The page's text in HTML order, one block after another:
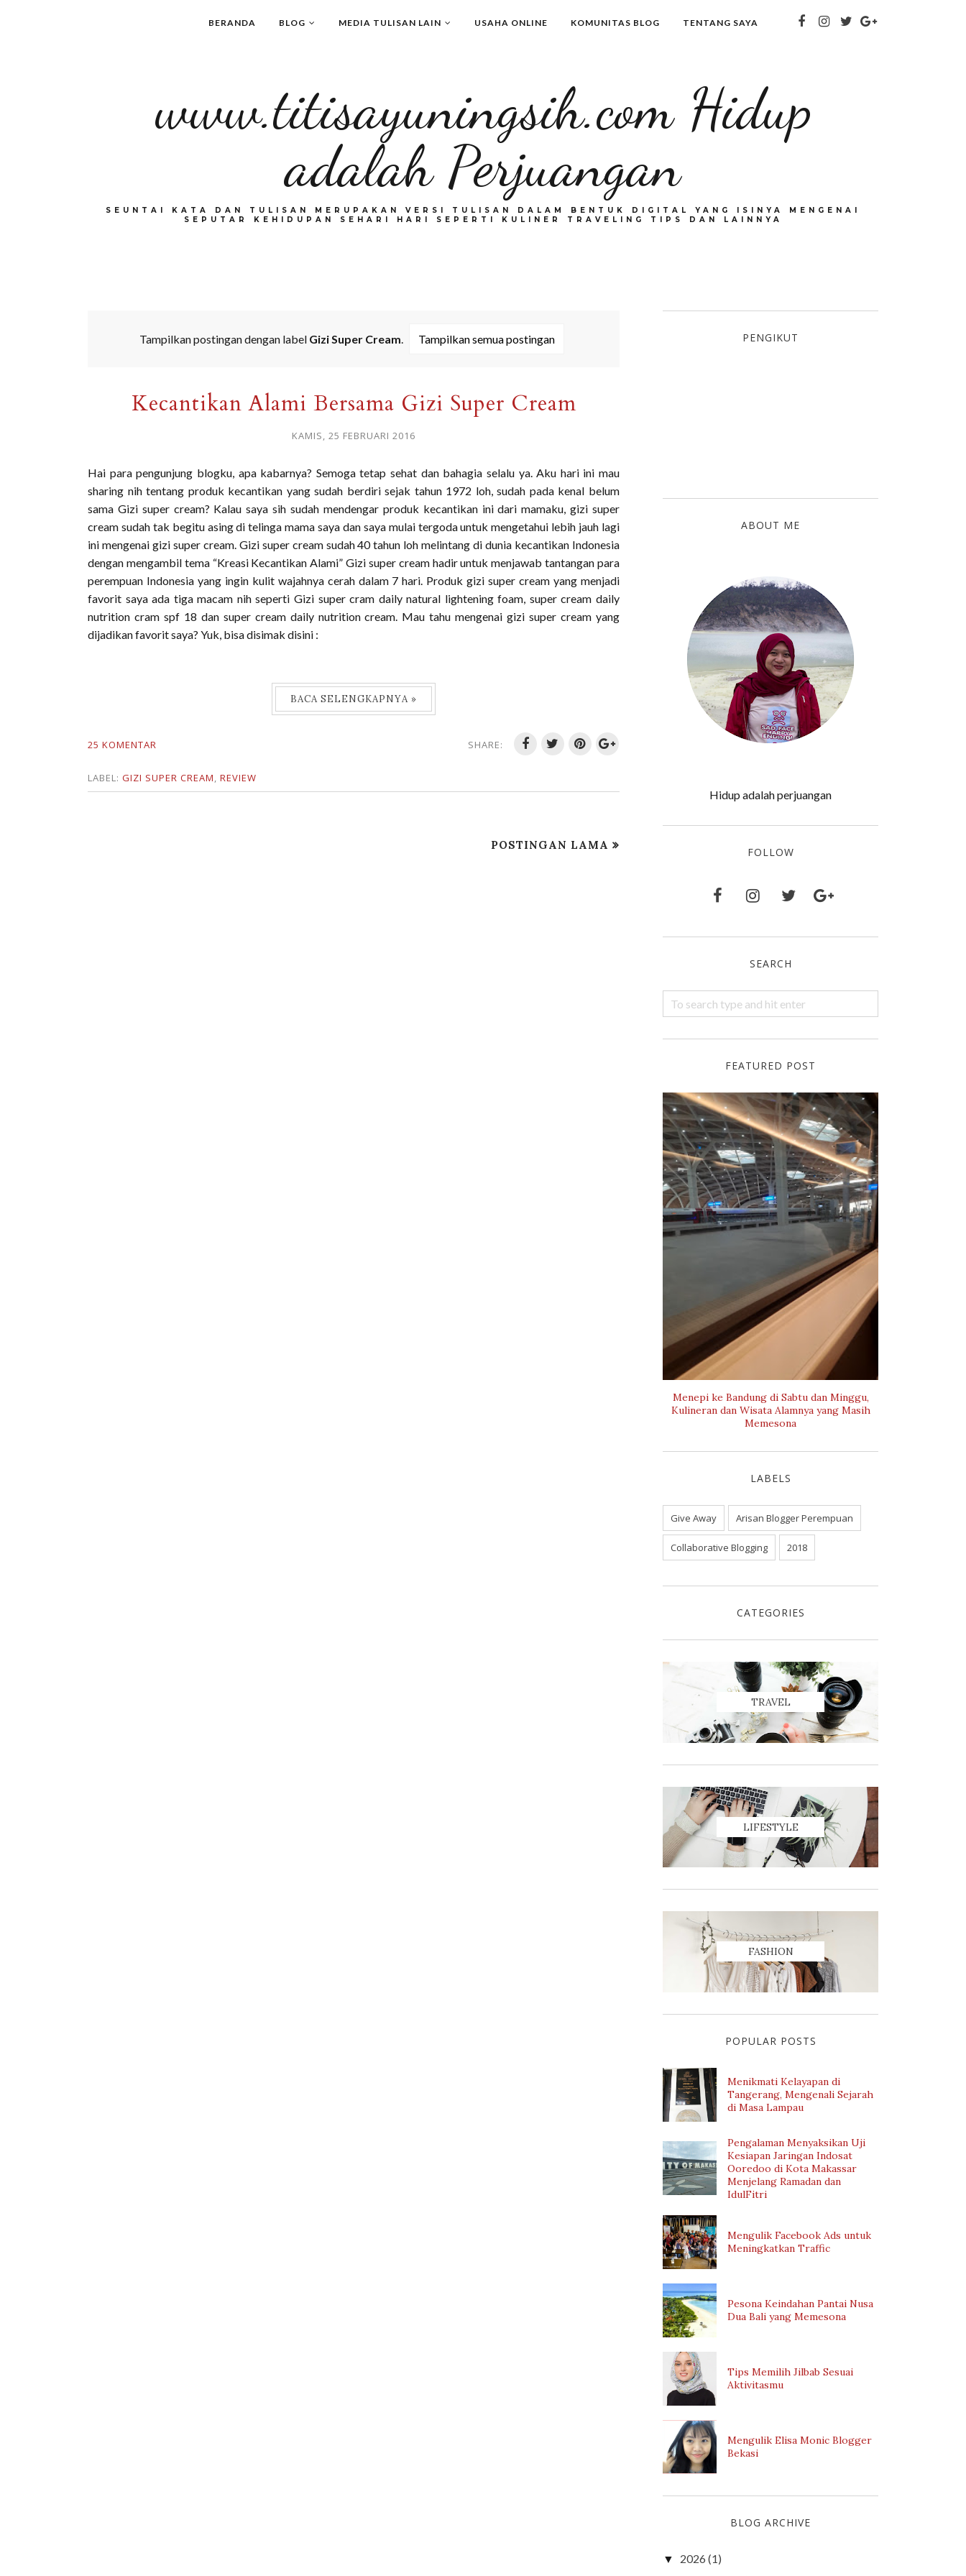
BERANDA BLOG MEDIA TULISAN LAIN USAHA ONLINE KOMUNITAS BLOG TENTANG SAYA
www.titisayuningsih.com Hidup
adalah Perjuangan
SEUNTAI KATA DAN TULISAN MERUPAKAN VERSI TULISAN DALAM BENTUK DIGITAL YANG ISINYA MENGENAI
SEPUTAR KEHIDUPAN SEHARI HARI SEPERTI KULINER TRAVELING TIPS DAN LAINNYA
Tampilkan postingan dengan label Gizi Super Cream. Tampilkan semua postingan
Kecantikan Alami Bersama Gizi Super Cream
KAMIS, 25 FEBRUARI 2016
Hai para pengunjung blogku, apa kabarnya? Semoga tetap sehat dan bahagia selalu ya. Aku hari ini mau
sharing nih tentang produk kecantikan yang sudah berdiri sejak tahun 1972 loh, sudah pada kenal belum
sama Gizi super cream? Kalau saya sih sudah mendengar produk kecantikan ini dari mamaku, gizi super
cream sudah tak begitu asing di telinga mama saya dan saya mulai tergoda untuk mengetahui lebih jauh lagi
ini mengenai gizi super cream. Gizi super cream sudah 40 tahun loh melintang di dunia kecantikan Indonesia
dengan mengambil tema “Kreasi Kecantikan Alami” Gizi super cream hadir untuk menjawab tantangan para
perempuan Indonesia yang ingin kulit wajahnya cerah dalam 7 hari. Produk gizi super cream yang menjadi
favorit saya ada tiga macam nih seperti Gizi super cram daily natural lightening foam, super cream daily
nutrition cram spf 18 dan super cream daily nutrition cream. Mau tahu mengenai gizi super cream yang
dijadikan favorit saya? Yuk, bisa disimak disini :
BACA SELENGKAPNYA »
25 KOMENTAR SHARE:
LABEL: GIZI SUPER CREAM, REVIEW
POSTINGAN LAMA
PENGIKUT
ABOUT ME
Hidup adalah perjuangan
FOLLOW
SEARCH
FEATURED POST
Menepi ke Bandung di Sabtu dan Minggu,
Kulineran dan Wisata Alamnya yang Masih
Memesona
LABELS
Give Away Arisan Blogger Perempuan
Collaborative Blogging 2018
CATEGORIES
TRAVEL
LIFESTYLE
FASHION
POPULAR POSTS
Menikmati Kelayapan di
Tangerang, Mengenali Sejarah
di Masa Lampau
Pengalaman Menyaksikan Uji
Kesiapan Jaringan Indosat
Ooredoo di Kota Makassar
Menjelang Ramadan dan
IdulFitri
Mengulik Facebook Ads untuk
Meningkatkan Traffic
Pesona Keindahan Pantai Nusa
Dua Bali yang Memesona
Tips Memilih Jilbab Sesuai
Aktivitasmu
Mengulik Elisa Monic Blogger
Bekasi
BLOG ARCHIVE
▼ 2026 (1)